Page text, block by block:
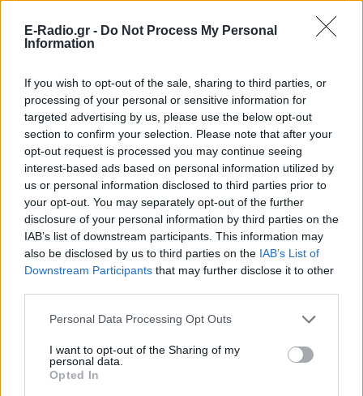
E-Radio.gr - Do Not Process My Personal
Information
If you wish to opt-out of the sale, sharing to third parties, or
processing of your personal or sensitive information for
targeted advertising by us, please use the below opt-out
section to confirm your selection. Please note that after your
opt-out request is processed you may continue seeing
interest-based ads based on personal information utilized by
us or personal information disclosed to third parties prior to
your opt-out. You may separately opt-out of the further
disclosure of your personal information by third parties on the
IAB’s list of downstream participants. This information may
also be disclosed by us to third parties on the IAB’s List of
Downstream Participants that may further disclose it to other
Personal Data Processing Opt Outs
I want to opt-out of the Sharing of my
personal data.
Opted In
την τράβηξε βίντεο με το κινητό της. Επίσης και ένα
σχετικό ρεπορτάζ του BBC που έγινε το 2017
αποτέλεσε βάση για τη δημιουργία memes και